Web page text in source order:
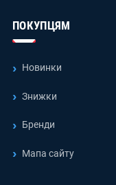
ПОКУПЦЯМ
Новинки
Знижки
Бренди
Мапа сайту